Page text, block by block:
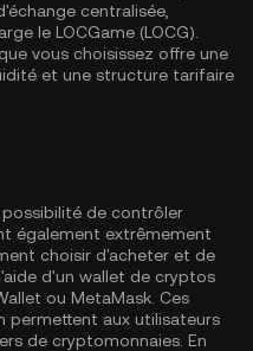
centralisée,
le LOCGame (LOCG).
vous choisissez offre une
et une structure tarifaire
de contrôler
également extrêmement
choisir d'acheter et de
d'un wallet de cryptos
ou MetaMask. Ces
permettent aux utilisateurs
de cryptomonnaies. En